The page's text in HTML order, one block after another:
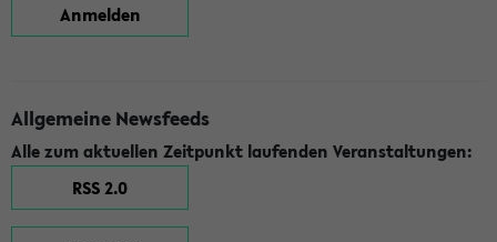
Anmelden
Allgemeine Newsfeeds
Alle zum aktuellen Zeitpunkt laufenden Veranstaltungen:
RSS 2.0